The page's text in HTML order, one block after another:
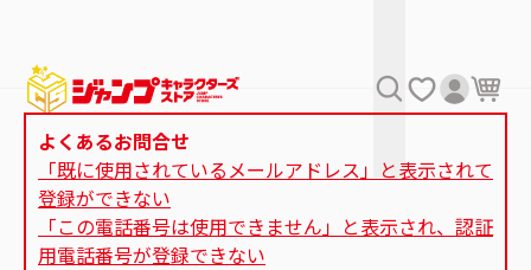
よくあるお問合せ
「既に使用されているメールアドレス」と表示されて
登録ができない
「この電話番号は使用できません」と表示され、認証
用電話番号が登録できない